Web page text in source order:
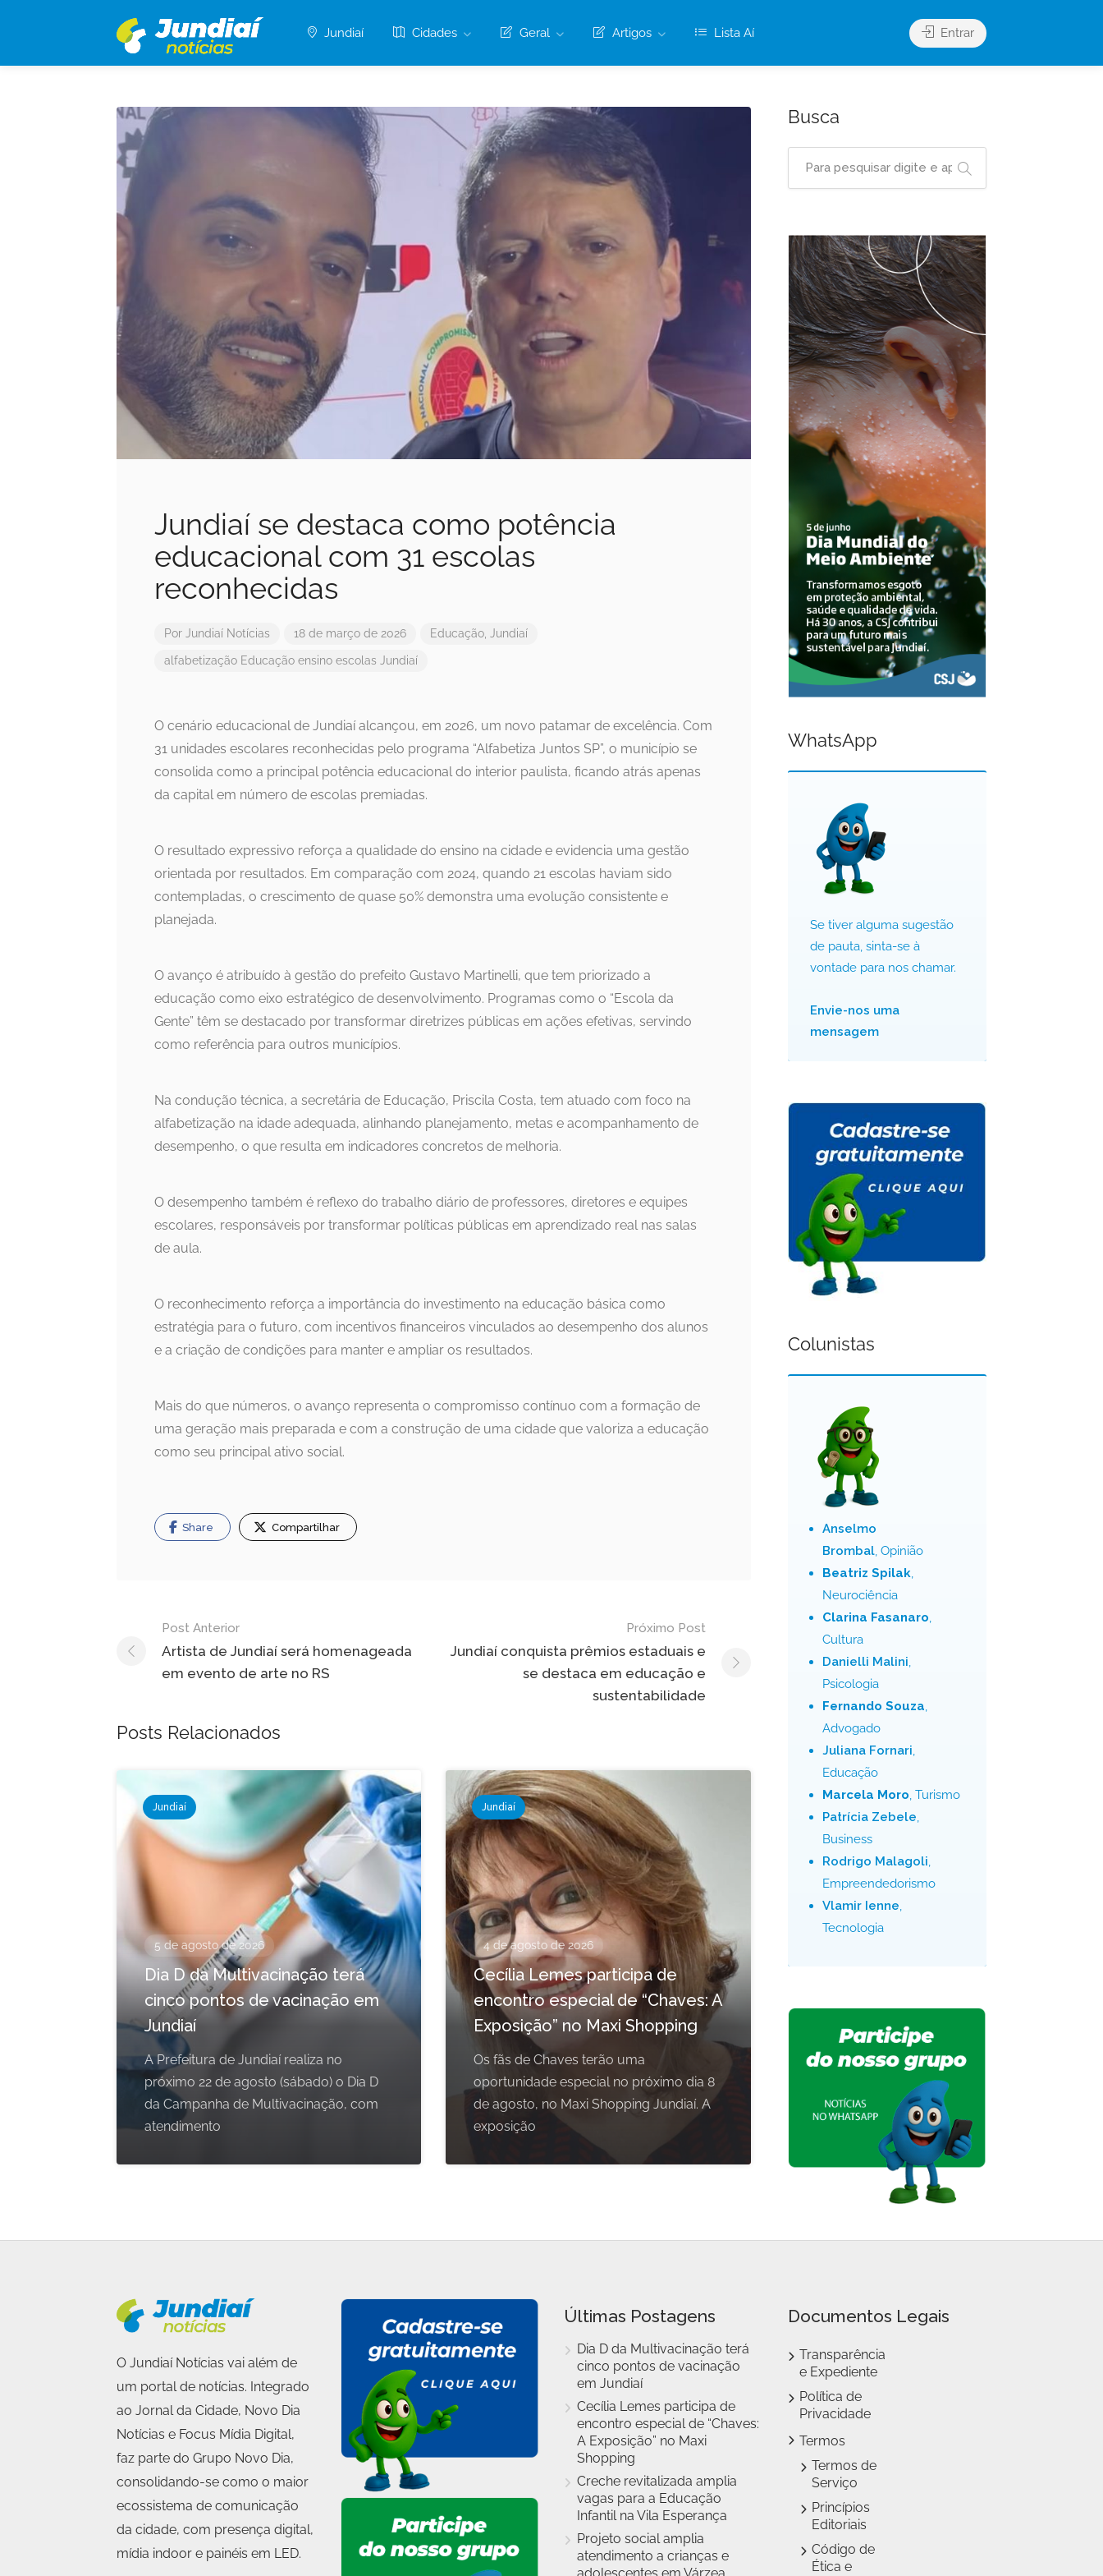
Jundiaí Cidades Geral Artigos Lista Aí Entrar
Jundiaí se destaca como potência
educacional com 31 escolas
reconhecidas
Por Jundiaí Notícias 18 de março de 2026 Educação Jundiaí
alfabetização Educação ensino escolas Jundiaí
O cenário educacional de Jundiaí alcançou, em 2026, um novo patamar de excelência. Com
31 unidades escolares reconhecidas pelo programa “Alfabetiza Juntos SP”, o município se
consolida como a principal potência educacional do interior paulista, ficando atrás apenas
da capital em número de escolas premiadas.
O resultado expressivo reforça a qualidade do ensino na cidade e evidencia uma gestão
orientada por resultados. Em comparação com 2024, quando 21 escolas haviam sido
contempladas, o crescimento de quase 50% demonstra uma evolução consistente e
planejada.
O avanço é atribuído à gestão do prefeito Gustavo Martinelli, que tem priorizado a
educação como eixo estratégico de desenvolvimento. Programas como o “Escola da
Gente” têm se destacado por transformar diretrizes públicas em ações efetivas, servindo
como referência para outros municípios.
Na condução técnica, a secretária de Educação, Priscila Costa, tem atuado com foco na
alfabetização na idade adequada, alinhando planejamento, metas e acompanhamento de
desempenho, o que resulta em indicadores concretos de melhoria.
O desempenho também é reflexo do trabalho diário de professores, diretores e equipes
escolares, responsáveis por transformar políticas públicas em aprendizado real nas salas
de aula.
O reconhecimento reforça a importância do investimento na educação básica como
estratégia para o futuro, com incentivos financeiros vinculados ao desempenho dos alunos
e a criação de condições para manter e ampliar os resultados.
Mais do que números, o avanço representa o compromisso contínuo com a formação de
uma geração mais preparada e com a construção de uma cidade que valoriza a educação
como seu principal ativo social.
Share Compartilhar
Navegação
de
Post
Post Anterior
Artista de Jundiaí será homenageada
em evento de arte no RS
Próximo Post
Jundiaí conquista prêmios estaduais e
se destaca em educação e
sustentabilidade
Posts Relacionados
Jundiaí
5 de agosto de 2026
Dia D da Multivacinação terá
cinco pontos de vacinação em
Jundiaí
A Prefeitura de Jundiaí realiza no
próximo 22 de agosto (sábado) o Dia D
da Campanha de Multivacinação, com
atendimento
Jundiaí
4 de agosto de 2026
Cecília Lemes participa de
encontro especial de “Chaves: A
Exposição” no Maxi Shopping
Os fãs de Chaves terão uma
oportunidade especial no próximo dia 8
de agosto, no Maxi Shopping Jundiaí. A
exposição
Busca
WhatsApp
Se tiver alguma sugestão
de pauta, sinta-se à
vontade para nos chamar.
Envie-nos uma
mensagem
Colunistas
Anselmo
Brombal, Opinião
Beatriz Spilak,
Neurociência
Clarina Fasanaro,
Cultura
Danielli Malini,
Psicologia
Fernando Souza,
Advogado
Juliana Fornari,
Educação
Marcela Moro, Turismo
Patrícia Zebele,
Business
Rodrigo Malagoli,
Empreendedorismo
Vlamir Ienne,
Tecnologia
O Jundiaí Notícias vai além de
um portal de notícias. Integrado
ao Jornal da Cidade, Novo Dia
Notícias e Focus Mídia Digital,
faz parte do Grupo Novo Dia,
consolidando-se como o maior
ecossistema de comunicação
da cidade, com presença digital,
mídia indoor e painéis em LED.
Últimas Postagens
Dia D da Multivacinação terá
cinco pontos de vacinação
em Jundiaí
Cecília Lemes participa de
encontro especial de “Chaves:
A Exposição” no Maxi
Shopping
Creche revitalizada amplia
vagas para a Educação
Infantil na Vila Esperança
Projeto social amplia
atendimento a crianças e
Documentos Legais
Transparência
e Expediente
Política de
Privacidade
Termos
Termos de
Serviço
Princípios
Editoriais
Código de
Ética e